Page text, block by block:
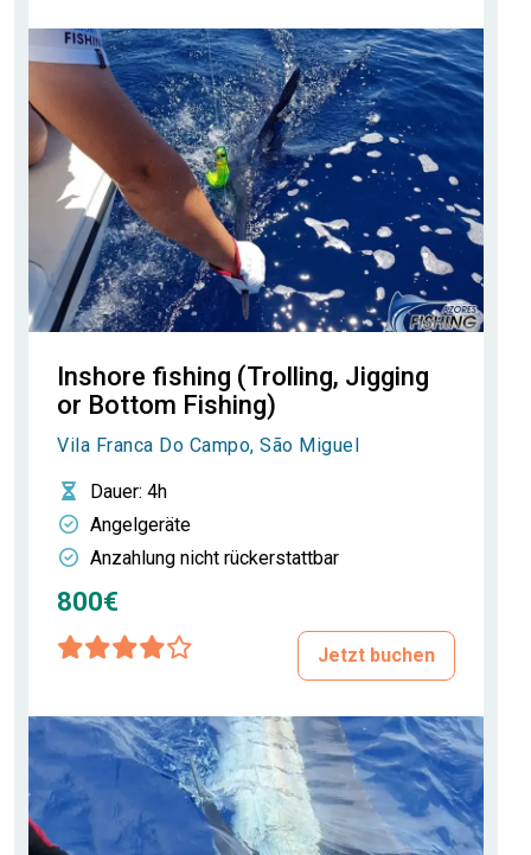
Inshore fishing (Trolling, Jigging
or Bottom Fishing)
Vila Franca Do Campo, São Miguel
Dauer: 4h
Angelgeräte
Anzahlung nicht rückerstattbar
800€
Jetzt buchen